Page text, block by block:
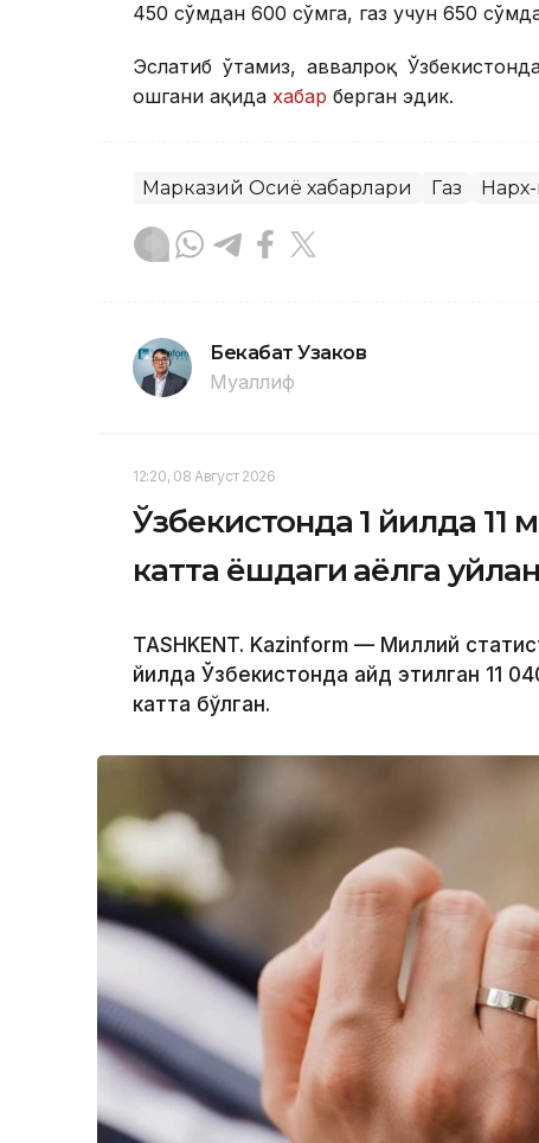
450 сўмдан 600 сўмга, газ учун 650
Эслатиб ўтамиз, аввалроқ
ошгани ҳақида хабар берган эдик.
Марказий Осиё хабарлари Газ
Бекабат Узаков
Муаллиф
12:20, 08 Август 2026
Ўзбекистонда 1 йилда 11
катта ёшдаги аёлга
TASHKENT. Kazinform — Миллий
йилда Ўзбекистонда қайд этилган 11
катта бўлган.